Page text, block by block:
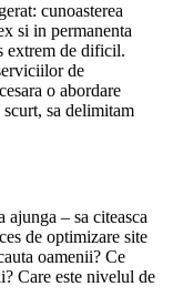
cunoasterea
si in permanenta
extrem de dificil.
de
o abordare
sa delimitam
– sa citeasca
de optimizare site
oamenii? Ce
Care este nivelul de